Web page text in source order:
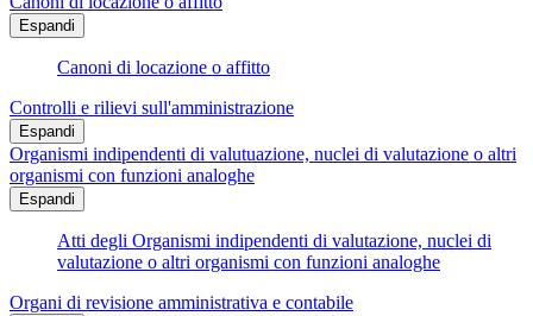
Espandi
Canoni di locazione o affitto
Controlli e rilievi sull'amministrazione
Espandi
Organismi indipendenti di valutuazione, nuclei di valutazione o altri
organismi con funzioni analoghe
Espandi
Atti degli Organismi indipendenti di valutazione, nuclei di
valutazione o altri organismi con funzioni analoghe
Organi di revisione amministrativa e contabile